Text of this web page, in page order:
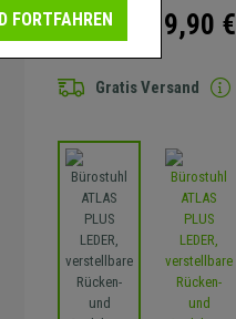
269,90 € 189,90 €
Gratis Versand
FORTFAHREN